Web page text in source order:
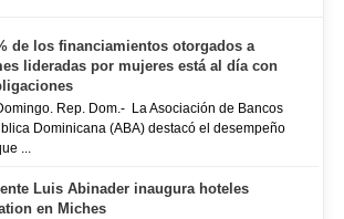
de los financiamientos otorgados a
lideradas por mujeres está al día con
Rep. Dom.- La Asociación de Bancos
Dominicana (ABA) destacó el desempeño
...
Luis Abinader inaugura hoteles
en Miches